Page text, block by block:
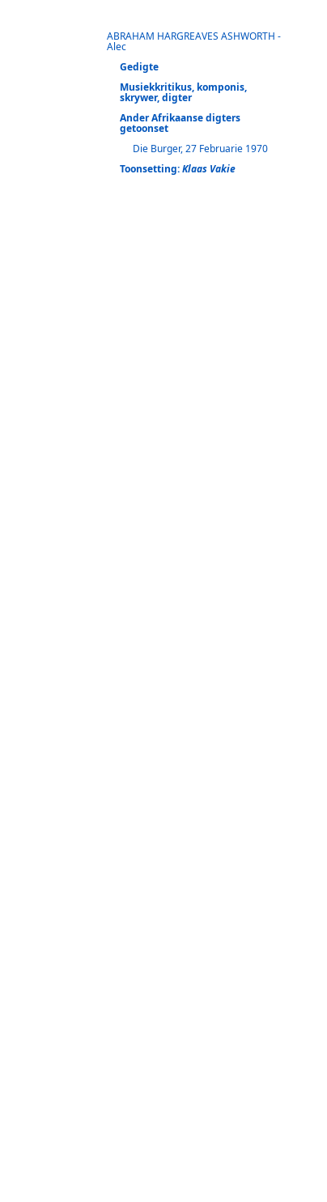
ABRAHAM HARGREAVES ASHWORTH -
Alec
Gedigte
Musiekkritikus, komponis,
skrywer, digter
Ander Afrikaanse digters
getoonset
Die Burger, 27 Februarie 1970
Toonsetting:Klaas Vakie